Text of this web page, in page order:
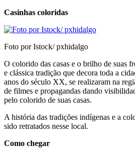
Casinhas coloridas
Foto por Istock/ pxhidalgo
O colorido das casas e o brilho de suas
e clássica tradição que decora toda a
anos do século XX, se realizaram na
de filmes e propagandas dando
pelo colorido de suas casas.
A história das tradições indígenas e a
sido retratados nesse local.
Como chegar